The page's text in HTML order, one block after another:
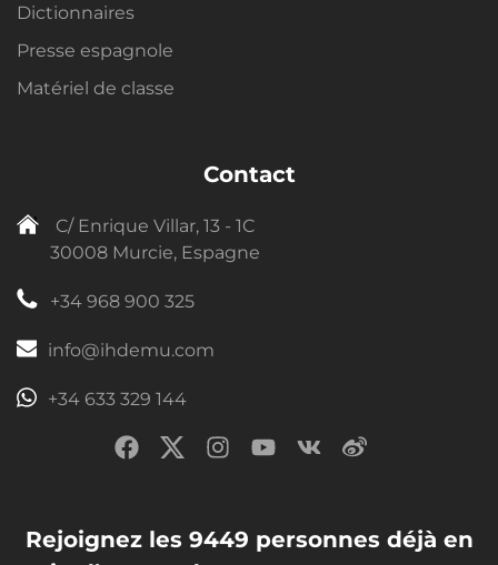
Dictionnaires
Presse espagnole
Matériel de classe
Contact
C/ Enrique Villar, 13 - 1C
30008 Murcie, Espagne
+34 968 900 325
info@ihdemu.com
+34 633 329 144
Rejoignez les 9449 personnes déjà en